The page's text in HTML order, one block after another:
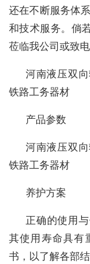
还在不断服务体
和技术服务。倘
莅临我公司或致
河南液压双向
铁路工务器材
产品参数
河南液压双向
铁路工务器材
养护方案
正确的使用
其使用寿命具有
书，以了解各部结